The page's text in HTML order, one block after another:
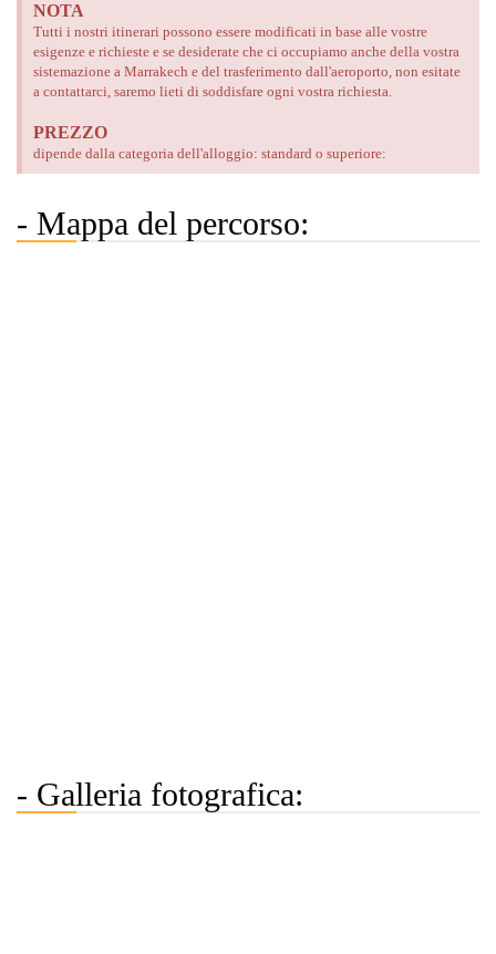
NOTA
Tutti i nostri itinerari possono essere modificati in base alle vostre
esigenze e richieste e se desiderate che ci occupiamo anche della vostra
sistemazione a Marrakech e del trasferimento dall'aeroporto, non esitate
a contattarci, saremo lieti di soddisfare ogni vostra richiesta.
PREZZO
dipende dalla categoria dell'alloggio: standard o superiore:
- Mappa del percorso:
- Galleria fotografica: